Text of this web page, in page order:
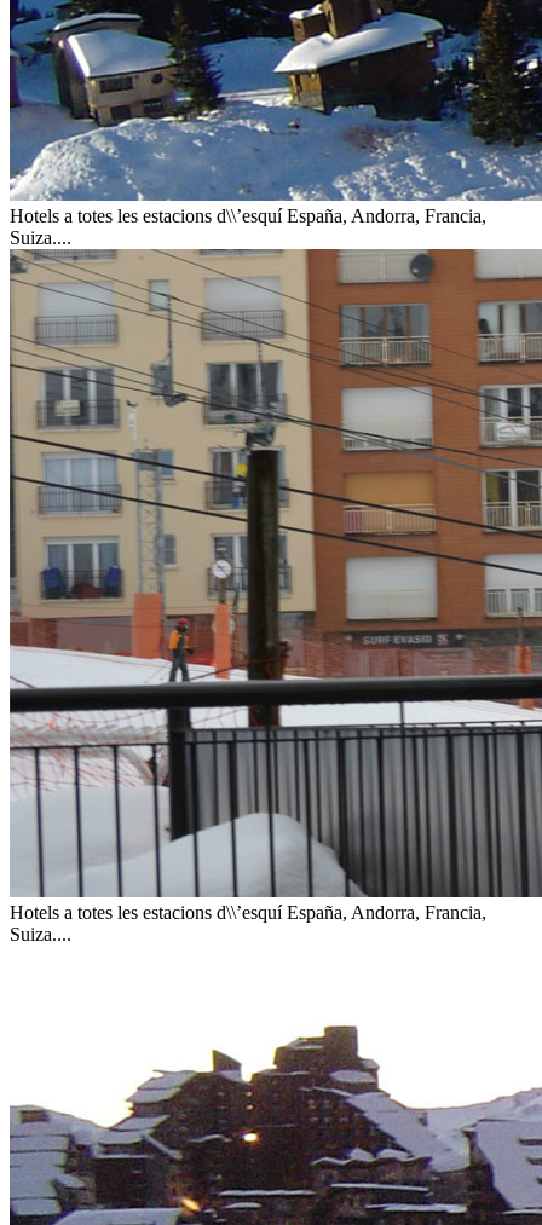
Hotels a totes les estacions d\\’esquí España, Andorra, Francia,
Suiza....
Hotels a totes les estacions d\\’esquí España, Andorra, Francia,
Suiza....